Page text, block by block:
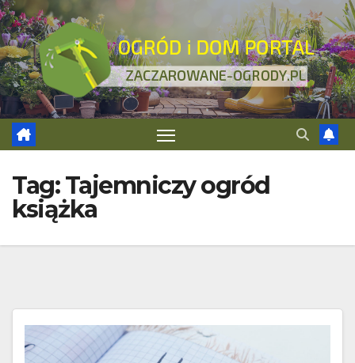
Skip
to
content
Tag:Tajemniczy ogród
książka